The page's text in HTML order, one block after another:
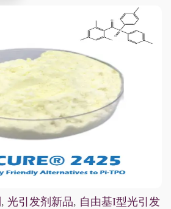
, 光引发剂新品, 自由基I型光引发